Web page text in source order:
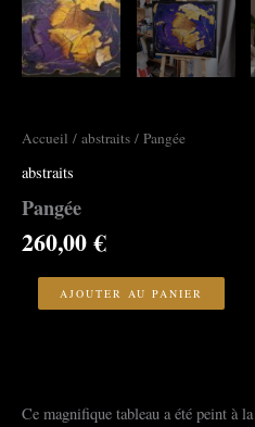
Accueil / abstraits / Pangée
abstraits
Pangée
260,00€
Pangée
AJOUTER AU PANIER
Ce magnifique tableau a été peint à la